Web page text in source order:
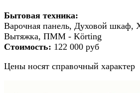
Бытовая техника:
Варочная панель, Духовой шкаф,
Вытяжка, ПММ - Körting
Стоимость: 122 000 руб
Цены носят справочный характер